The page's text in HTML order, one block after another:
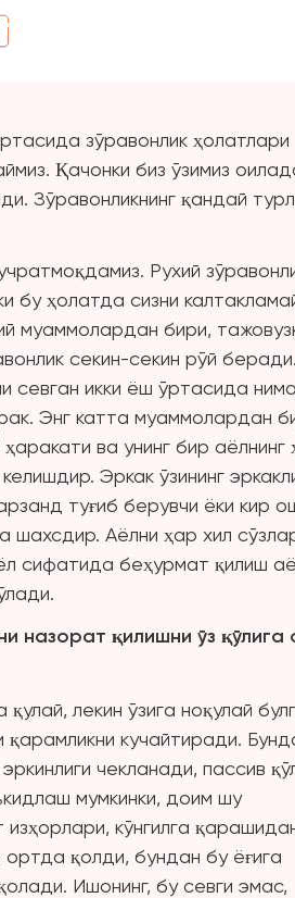
зўравонлик ҳолатлари
Қачонки биз ўзимиз
Зўравонликнинг қандай
Рухий
бу ҳолатда сизни
муаммолардан бири,
секин-секин рўй беради.
севган икки ёш ўртасида нима
Энг катта муаммолардан
ва унинг бир аёлнинг
Эркак ўзининг
туғиб берувчи ёки кир
шахсдир. Аёлни ҳар хил
сифатида беҳурмат қилиш
назорат қилишни ўз қўлига
лекин ўзига ноқулай
кучайтиради.
чекланади, пассив
мумкинки, доим шу
кўнгилга
қолди, бундан бу ёғига
Ишонинг, бу севги эмас,